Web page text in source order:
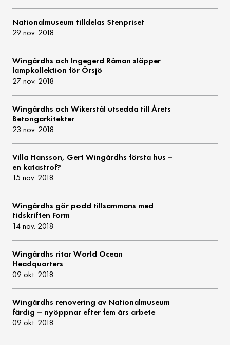
Nationalmuseum tilldelas Stenpriset
29 nov. 2018
Wingårdhs och Ingegerd Råman släpper
lampkollektion för Örsjö
27 nov. 2018
Wingårdhs och Wikerstål utsedda till Årets
Betongarkitekter
23 nov. 2018
Villa Hansson, Gert Wingårdhs första hus –
en katastrof?
15 nov. 2018
Wingårdhs gör podd tillsammans med
tidskriften Form
14 nov. 2018
Wingårdhs ritar World Ocean
Headquarters
09 okt. 2018
Wingårdhs renovering av Nationalmuseum
färdig – nyöppnar efter fem års arbete
09 okt. 2018